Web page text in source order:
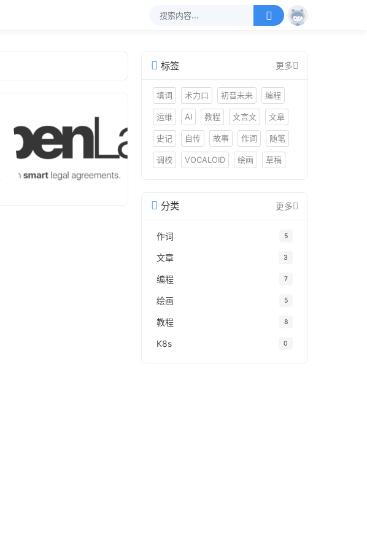
标签 更多
填词 术力口 初音未来 编程
运维 AI 教程 文言文 文章
史记 自传 故事 作词 随笔
调校 VOCALOID 绘画 草稿
分类 更多
作词 5
文章 3
编程 7
绘画 5
教程 8
K8s 0